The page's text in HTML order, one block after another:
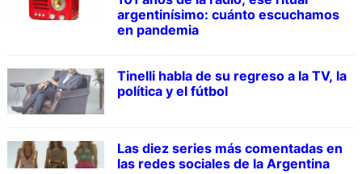
argentinísimo: cuánto escuchamos
en pandemia
Tinelli habla de su regreso a la TV, la
política y el fútbol
Las diez series más comentadas en
las redes sociales de la Argentina